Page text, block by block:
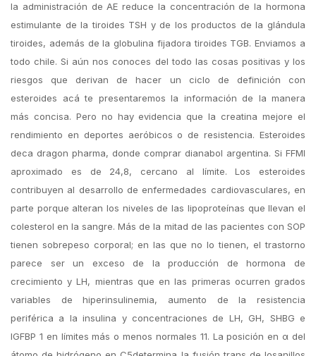
la administración de AE reduce la concentración de la hormona
estimulante de la tiroides TSH y de los productos de la glándula
tiroides, además de la globulina fijadora tiroides TGB. Enviamos a
todo chile. Si aún nos conoces del todo las cosas positivas y los
riesgos que derivan de hacer un ciclo de definición con
esteroides acá te presentaremos la información de la manera
más concisa. Pero no hay evidencia que la creatina mejore el
rendimiento en deportes aeróbicos o de resistencia. Esteroides
deca dragon pharma, donde comprar dianabol argentina. Si FFMI
aproximado es de 24,8, cercano al límite. Los esteroides
contribuyen al desarrollo de enfermedades cardiovasculares, en
parte porque alteran los niveles de las lipoproteínas que llevan el
colesterol en la sangre. Más de la mitad de las pacientes con SOP
tienen sobrepeso corporal; en las que no lo tienen, el trastorno
parece ser un exceso de la producción de hormona de
crecimiento y LH, mientras que en las primeras ocurren grados
variables de hiperinsulinemia, aumento de la resistencia
periférica a la insulina y concentraciones de LH, GH, SHBG e
IGFBP 1 en límites más o menos normales 11. La posición en α del